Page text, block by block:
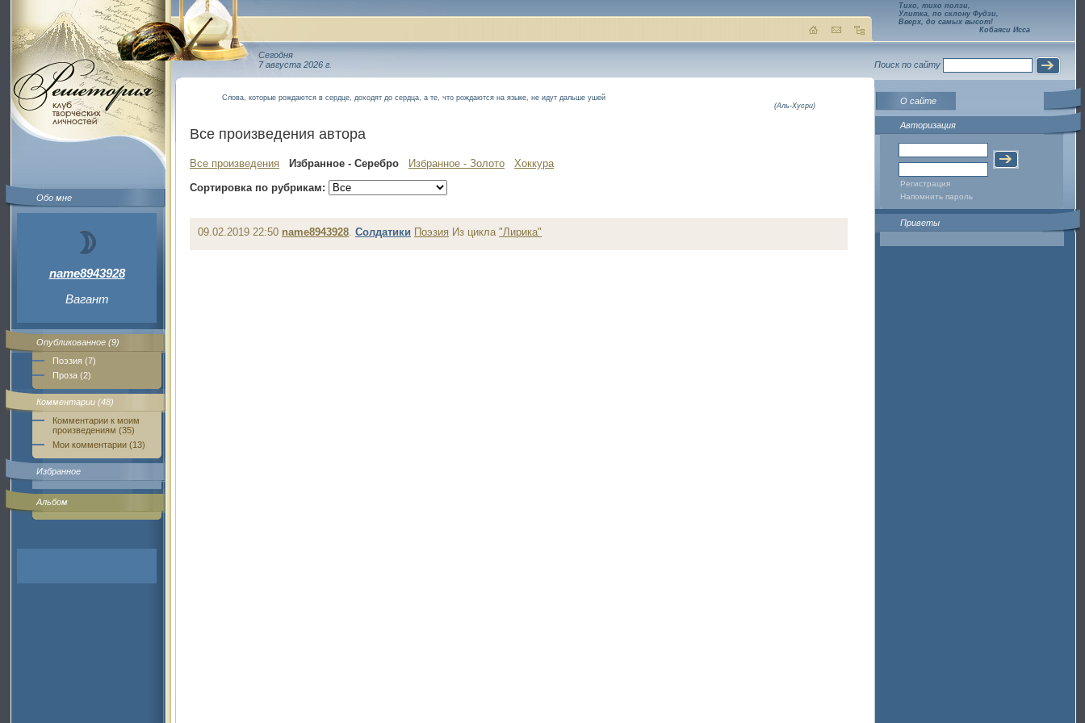
Обо мне
name8943928
Вагант
Опубликованное (9)
Поэзия (7)
Проза (2)
Комментарии (48)
Комментарии к моим
произведениям (35)
Мои комментарии (13)
Избранное
Альбом
Сегодня
7 августа 2026 г.
Слова, которые рождаются в сердце, доходят до сердца, а те, что рождаются на языке, не идут дальше ушей
(Аль-Хусри)
Все произведения автора
Все произведения Избранное - Серебро Избранное - Золото
Хоккура
Сортировка по рубрикам:
09.02.2019 22:50 name8943928. Солдатики Поэзия Из цикла "Лирика"
Тихо, тихо ползи,
Улитка, по склону Фудзи,
Вверх, до самых высот!
Кобаяси Исса
Поиск по сайту
О сайте
Авторизация
Регистрация
Напомнить пароль
Приветы